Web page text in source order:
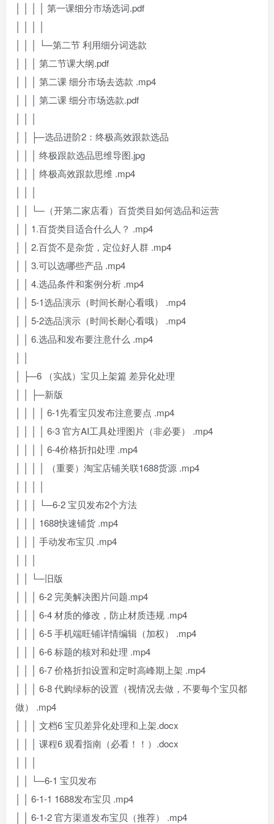
│ │ │ │ 第一课细分市场选词.pdf
│ │ │ └─第二节 利用细分词选款
│ │ │ 第二节课大纲.pdf
│ │ │ 第二课 细分市场去选款 .mp4
│ │ │ 第二课 细分市场选款.pdf
│ │ ├─选品进阶2：终极高效跟款选品
│ │ │ 终极跟款选品思维导图.jpg
│ │ │ 终极高效跟款思维 .mp4
│ │ └─（开第二家店看）百货类目如何选品和运营
│ │ 1.百货类目适合什么人？ .mp4
│ │ 2.百货不是杂货，定位好人群 .mp4
│ │ 3.可以选哪些产品 .mp4
│ │ 4.选品条件和案例分析 .mp4
│ │ 5-1选品演示（时间长耐心看哦） .mp4
│ │ 5-2选品演示（时间长耐心看哦） .mp4
│ │ 6.选品和发布要注意什么 .mp4
│ ├─6 （实战）宝贝上架篇 差异化处理
│ │ ├─新版
│ │ │ │ 6-1先看宝贝发布注意要点 .mp4
│ │ │ │ 6-3 官方AI工具处理图片（非必要） .mp4
│ │ │ │ 6-4价格折扣处理 .mp4
│ │ │ │ （重要）淘宝店铺关联1688货源 .mp4
│ │ │ └─6-2 宝贝发布2个方法
│ │ │ 1688快速铺货 .mp4
│ │ │ 手动发布宝贝 .mp4
│ │ └─旧版
│ │ │ 6-2 完美解决图片问题.mp4
│ │ │ 6-4 材质的修改，防止材质违规 .mp4
│ │ │ 6-5 手机端旺铺详情编辑（加权） .mp4
│ │ │ 6-6 标题的核对和处理 .mp4
│ │ │ 6-7 价格折扣设置和定时高峰期上架 .mp4
│ │ │ 6-8 代购绿标的设置（视情况去做，不要每个宝贝都
做） .mp4
│ │ │ 文档6 宝贝差异化处理和上架.docx
│ │ │ 课程6 观看指南（必看！！）.docx
│ │ └─6-1 宝贝发布
│ │ 6-1-1 1688发布宝贝 .mp4
│ │ 6-1-2 官方渠道发布宝贝（推荐） .mp4